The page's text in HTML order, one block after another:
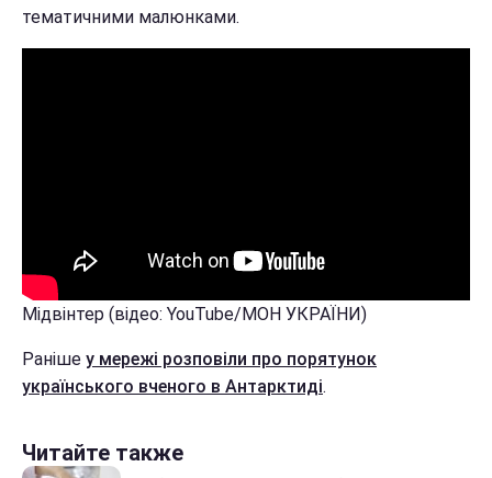
тематичними малюнками.
Мідвінтер (відео: YouTube/МОН УКРАЇНИ)
Раніше у мережі розповіли про порятунок
українського вченого в Антарктиді.
Читайте также